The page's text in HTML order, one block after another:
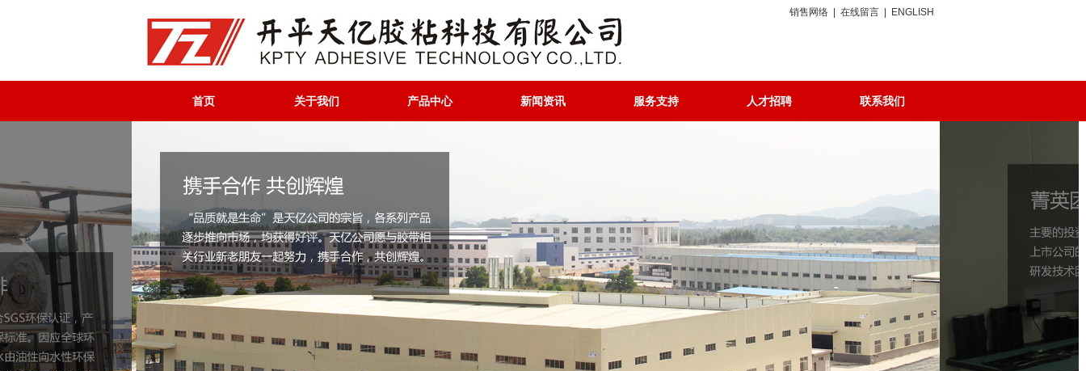
销售网络 在线留言 ENGLISH
首页 关于我们 产品中心 新闻资讯 服务支持 人才招聘 联系我们